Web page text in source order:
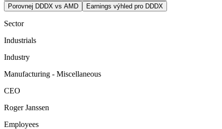
Porovnej DDDX vs AMD
Earnings výhled pro DDDX
Sector
Industrials
Industry
Manufacturing - Miscellaneous
CEO
Roger Janssen
Employees